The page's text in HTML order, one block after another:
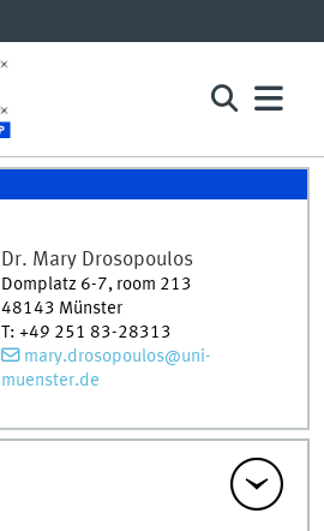
Dr. Mary Drosopoulos
Domplatz 6-7, room 213
48143 Münster
T: +49 251 83-28313
mary.drosopoulos@uni-
muenster.de